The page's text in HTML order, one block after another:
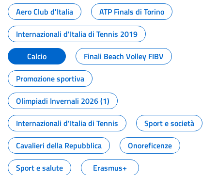
Aero Club d'Italia
ATP Finals di Torino
Internazionali d'Italia di Tennis 2019
Calcio
Finali Beach Volley FIBV
Promozione sportiva
Olimpiadi Invernali 2026 (1)
Internazionali d'Italia di Tennis
Sport e società
Cavalieri della Repubblica
Onoreficenze
Sport e salute
Erasmus+